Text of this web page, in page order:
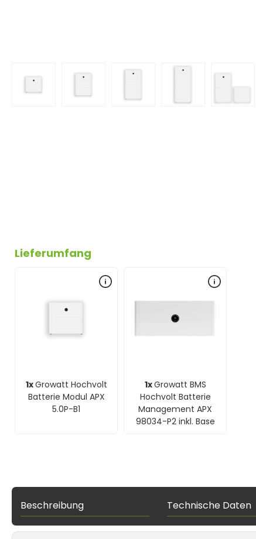
Lieferumfang
1xGrowatt Hochvolt
Batterie Modul APX
5.0P-B1
1xGrowatt BMS
Hochvolt Batterie
Management APX
98034-P2 inkl. Base
Beschreibung Technische Daten